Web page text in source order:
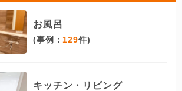
お風呂
(事例： 129件)
キッチン・リビング